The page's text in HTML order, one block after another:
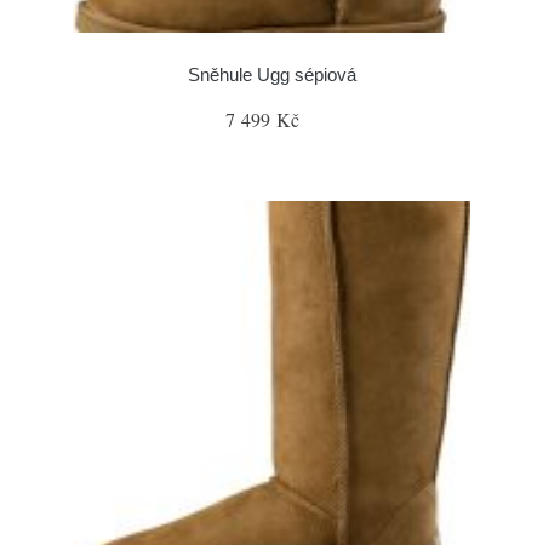
Sněhule Ugg sépiová
7 499 Kč